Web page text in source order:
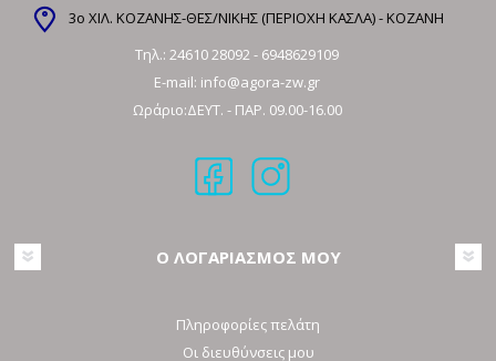
3ο ΧΙΛ. ΚΟΖΑΝΗΣ-ΘΕΣ/ΝΙΚΗΣ (ΠΕΡΙΟΧΗ ΚΑΣΛΑ) - ΚΟΖΑΝΗ
Τηλ.: 24610 28092 - 6948629109
E-mail: info@agora-zw.gr
Ωράριο:ΔΕΥΤ. - ΠΑΡ. 09.00-16.00
Ο ΛΟΓΑΡΙΑΣΜΟΣ ΜΟΥ
Πληροφορίες πελάτη
Οι διευθύνσεις μου